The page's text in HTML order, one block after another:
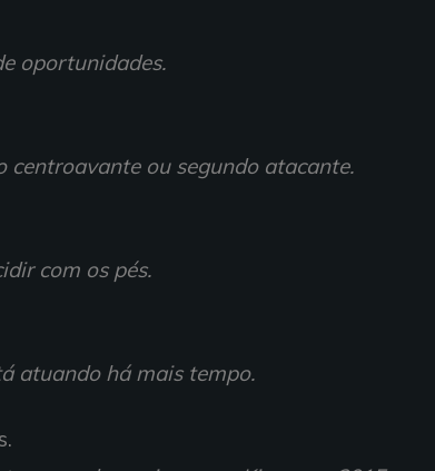
oportunidades.
centroavante ou segundo atacante.
com os pés.
atuando há mais tempo.